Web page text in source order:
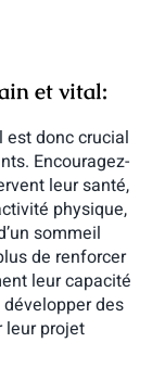
et vital:
est donc crucial
Encouragez-
leur santé,
physique,
sommeil
de renforcer
leur capacité
des
projet